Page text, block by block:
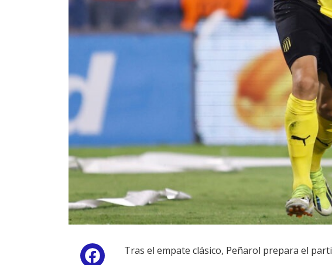
Facebook
Tras el empate clásico, Peñarol prepara el